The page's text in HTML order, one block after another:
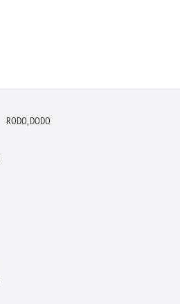
RODO, DODO